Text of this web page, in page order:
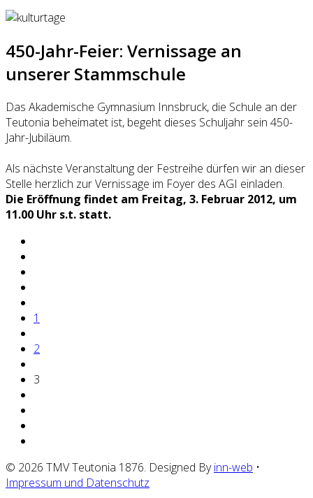
450-Jahr-Feier: Vernissage an
unserer Stammschule
Das Akademische Gymnasium Innsbruck, die Schule an der
Teutonia beheimatet ist, begeht dieses Schuljahr sein 450-
Jahr-Jubiläum.
Als nächste Veranstaltung der Festreihe dürfen wir an dieser
Stelle herzlich zur Vernissage im Foyer des AGI einladen.
Die Eröffnung findet am Freitag, 3. Februar 2012, um
11.00 Uhr s.t. statt.
1
2
3
© 2026 TMV Teutonia 1876. Designed Byinn-web •
Impressum und Datenschutz